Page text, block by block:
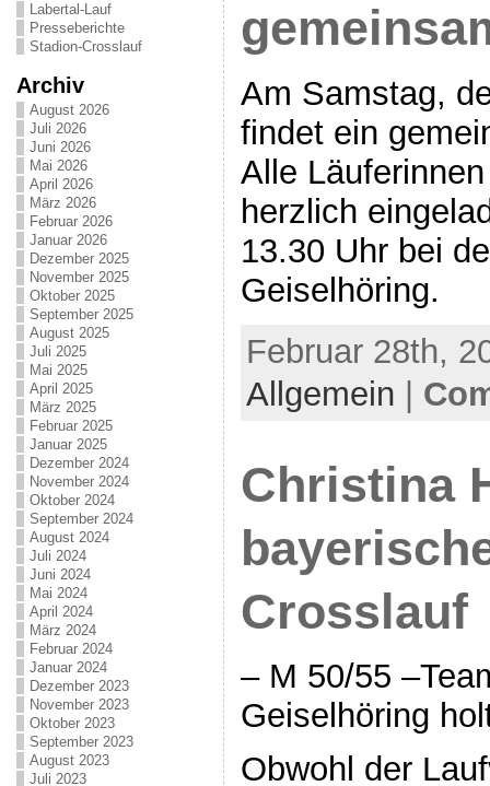
Labertal-Lauf
Presseberichte
Stadion-Crosslauf
Archiv
August 2026
Juli 2026
Juni 2026
Mai 2026
April 2026
März 2026
Februar 2026
Januar 2026
Dezember 2025
November 2025
Oktober 2025
September 2025
August 2025
Juli 2025
Mai 2025
April 2025
März 2025
Februar 2025
Januar 2025
Dezember 2024
November 2024
Oktober 2024
September 2024
August 2024
Juli 2024
Juni 2024
Mai 2024
April 2024
März 2024
Februar 2024
Januar 2024
Dezember 2023
November 2023
Oktober 2023
September 2023
August 2023
Juli 2023
Am Samstag,
findet ein
Alle
herzlich
13.30 Uhr bei
Geiselhöring.
Februar 28th,
Allgemein |
Christina
Crosslauf
– M 50/55
Geiselhöring
Obwohl der